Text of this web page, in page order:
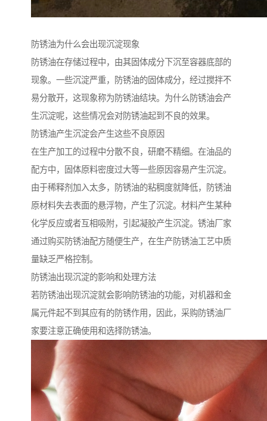
防锈油为什么会出现沉淀现象
防锈油在存储过程中，由其固体成分下沉至容器底部的
现象。一些沉淀严重，防锈油的固体成分，经过搅拌不
易分散开，这现象称为防锈油结块。为什么防锈油会产
生沉淀呢，这些情况会对防锈油起到不良的效果。
防锈油产生沉淀会产生这些不良原因
在生产加工的过程中分散不良，研磨不精细。在油品的
配方中，固体原料密度过大等一些原因容易产生沉淀。
由于稀释剂加入太多，防锈油的粘稠度就降低，防锈油
原材料失去表面的悬浮物，产生了沉淀。材料产生某种
化学反应或者互相吸附，引起凝胶产生沉淀。锈油厂家
通过购买防锈油配方随便生产，在生产防锈油工艺中质
量缺乏严格控制。
防锈油出现沉淀的影响和处理方法
若防锈油出现沉淀就会影响防锈油的功能，对机器和金
属元件起不到其应有的防锈作用，因此，采购防锈油厂
家要注意正确使用和选择防锈油。